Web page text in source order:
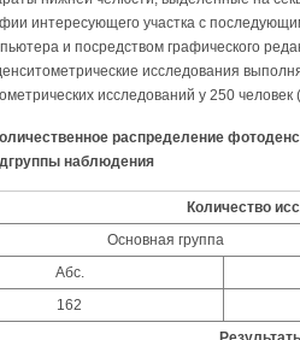
интересующего участка с
и посредством графического
исследования
исследований у 250 человек
распределение
наблюдения
Количество
Основная группа
Абс.
162